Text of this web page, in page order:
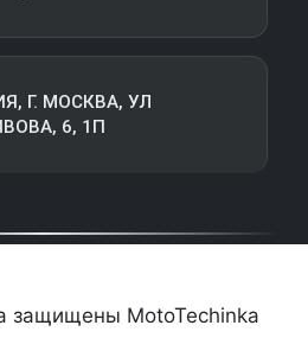
Г. МОСКВА, УЛ
6, 1П
защищены MotoTechinka